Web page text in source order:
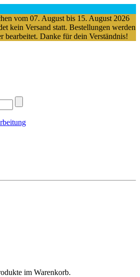
vom 07. August bis 15. August 2026
kein Versand statt. Bestellungen werden
bearbeitet. Danke für dein Verständnis!
im Warenkorb.